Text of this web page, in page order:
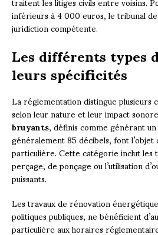
inférieurs à 4 000 euros, le tribunal
juridiction compétente.
Les différents types
leurs spécificités
La réglementation distingue
selon leur nature et leur impact
bruyants, définis comme générant
généralement 85 décibels, font l’objet
particulière. Cette catégorie inclut
perçage, de ponçage ou l’utilisation
puissants.
Les travaux de rénovation
politiques publiques, ne bénéficient
particulière aux horaires